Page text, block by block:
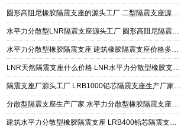
圆形高阻尼橡胶隔震支座的源头工厂 二型隔震支座源头工厂 水平力分散型橡胶隔震支座厂家电话
水平力分散型LNR隔震支座源头工厂 圆形高阻尼隔震支座的源头工厂 HDR1300橡胶隔震支座源头工厂
水平力分散型橡胶隔震支座 建筑橡胶隔震支座价格多少 建筑高阻尼高阻尼橡胶隔震支座厂家
LNR天然隔震支座什么价格 LNR水平力分散型橡胶支座什么价格 天然橡胶隔震支座
隔震支座厂源头工厂 LRB1000铅芯隔震支座生产厂家 建筑水平力分散型隔震支座厂家
分散型隔震支座生产厂家 水平力分散型橡胶隔震支座源头工厂 建筑铅芯隔震支座(LRB)厂家
建筑水平力分散型橡胶隔震支座 LRB400铅芯隔震支座厂家电话 建筑铅芯隔震支座什么价格